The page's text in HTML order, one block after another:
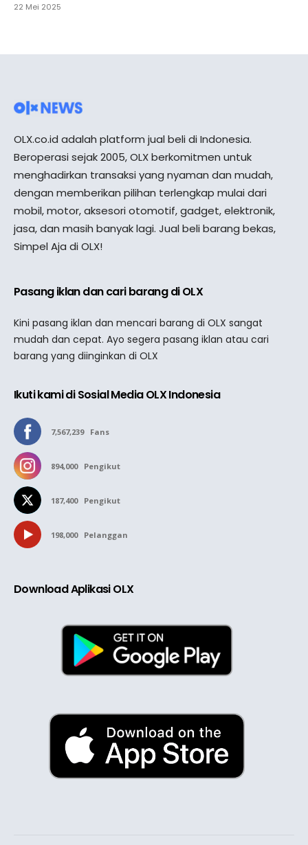
22 Mei 2025
OLX.co.id adalah platform jual beli di Indonesia.
Beroperasi sejak 2005, OLX berkomitmen untuk
menghadirkan transaksi yang nyaman dan mudah,
dengan memberikan pilihan terlengkap mulai dari
mobil, motor, aksesori otomotif, gadget, elektronik,
jasa, dan masih banyak lagi. Jual beli barang bekas,
Simpel Aja di OLX!
Pasang iklan dan cari barang di OLX
Kini pasang iklan dan mencari barang di OLX sangat
mudah dan cepat. Ayo segera pasang iklan atau cari
barang yang diinginkan di OLX
Ikuti kami di Sosial Media OLX Indonesia
7,567,239 Fans
894,000 Pengikut
187,400 Pengikut
198,000 Pelanggan
Download Aplikasi OLX